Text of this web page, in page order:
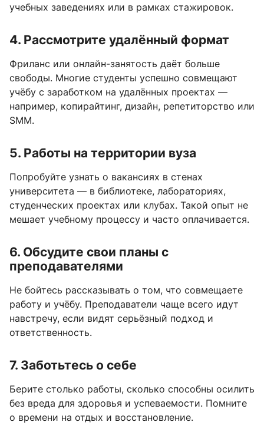
учебных заведениях или в рамках стажировок.
4. Рассмотрите удалённый формат
Фриланс или онлайн-занятость даёт больше
свободы. Многие студенты успешно совмещают
учёбу с заработком на удалённых проектах —
например, копирайтинг, дизайн, репетиторство или
SMM.
5. Работы на территории вуза
Попробуйте узнать о вакансиях в стенах
университета — в библиотеке, лабораториях,
студенческих проектах или клубах. Такой опыт не
мешает учебному процессу и часто оплачивается.
6. Обсудите свои планы с
преподавателями
Не бойтесь рассказывать о том, что совмещаете
работу и учёбу. Преподаватели чаще всего идут
навстречу, если видят серьёзный подход и
ответственность.
7. Заботьтесь о себе
Берите столько работы, сколько способны осилить
без вреда для здоровья и успеваемости. Помните
о времени на отдых и восстановление.